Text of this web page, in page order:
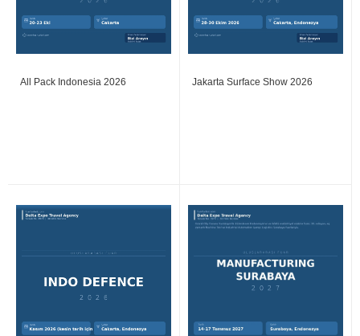
All Pack Indonesia 2026 Jakarta Surface Show 2026